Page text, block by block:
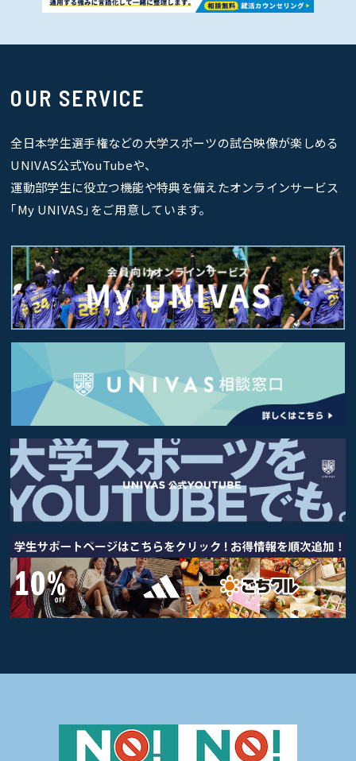
OUR SERVICE
全日本学生選手権などの大学スポーツの試合映像が楽しめる
UNIVAS公式YouTubeや、
運動部学生に役立つ機能や特典を備えたオンラインサービス
｢My UNIVAS｣をご用意しています。